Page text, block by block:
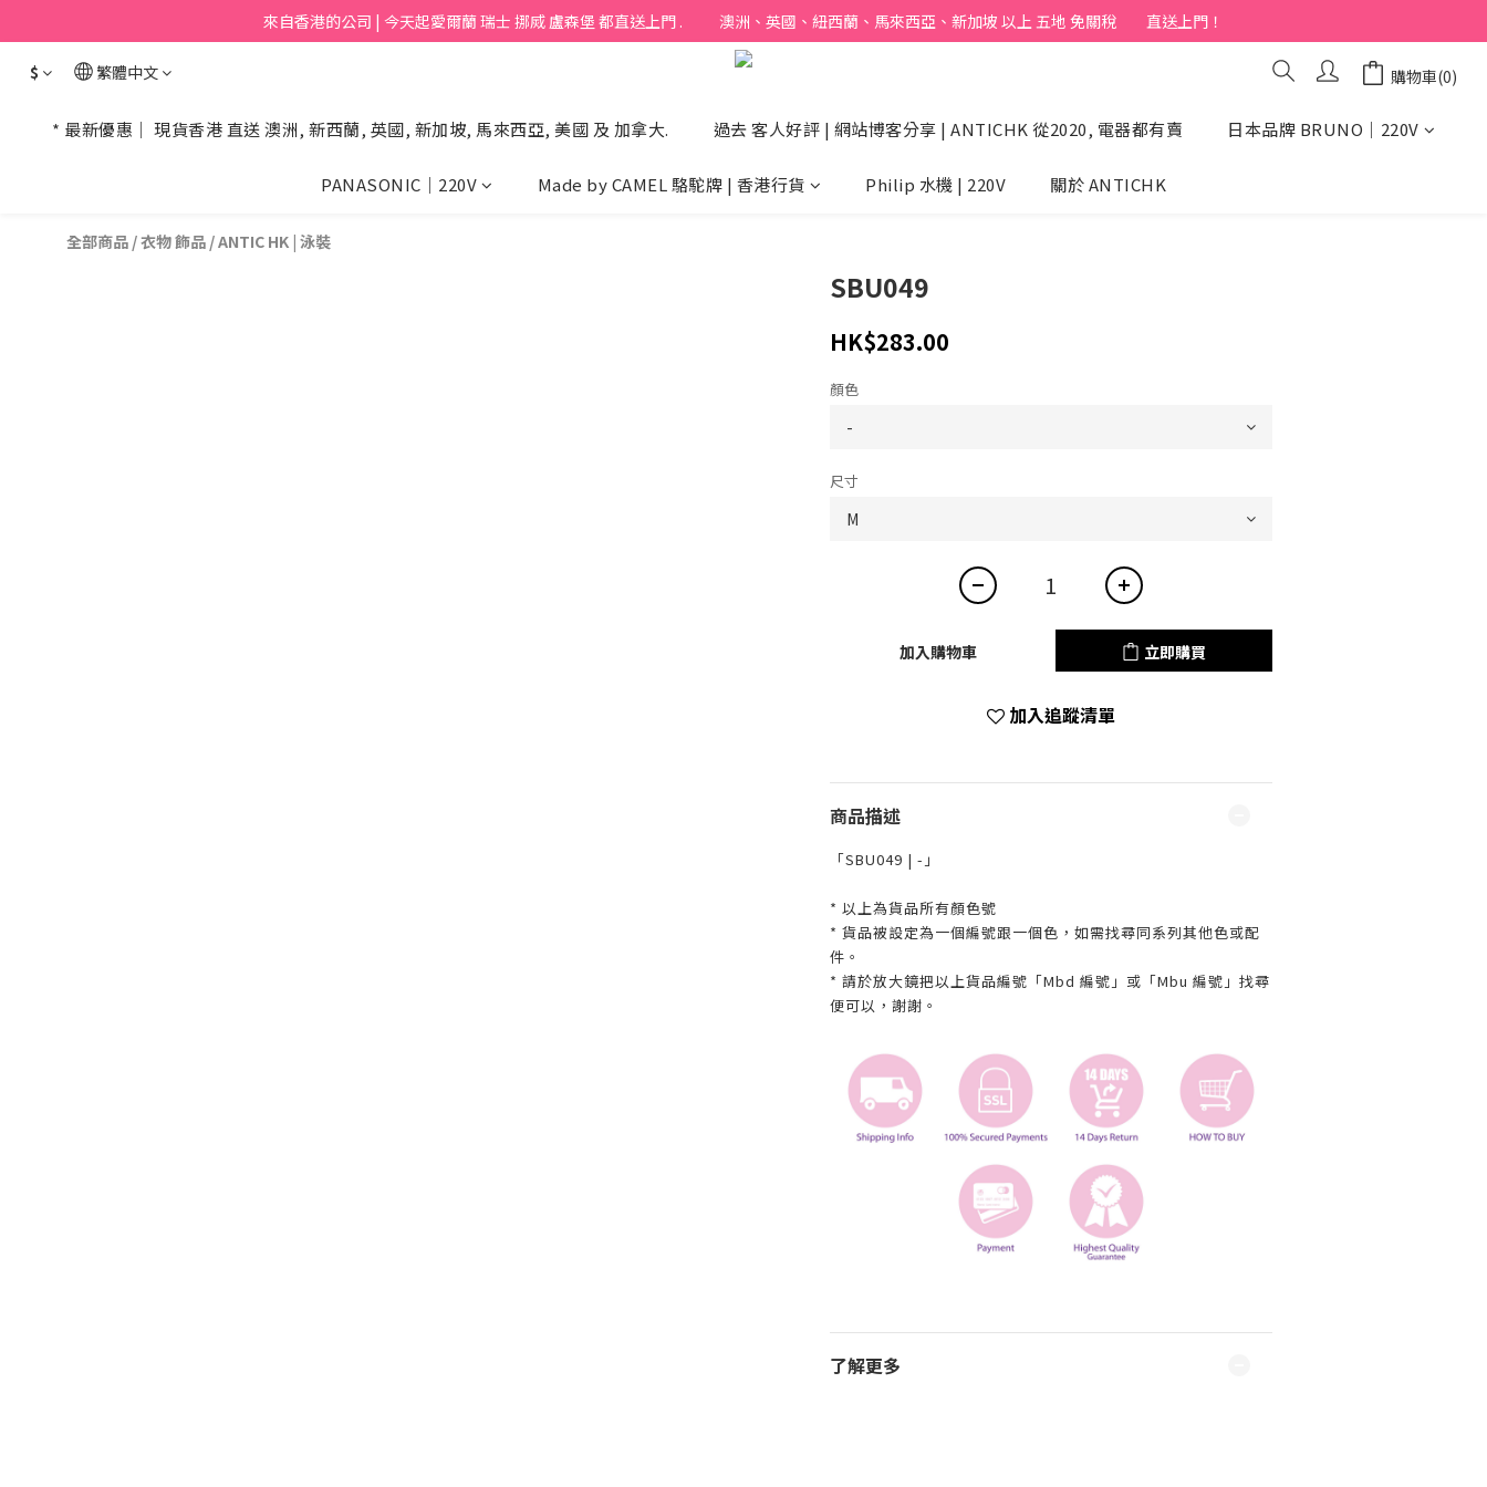
來自香港的公司 | 今天起愛爾蘭 瑞士 挪烕 盧森堡 都直送上門 .           澳洲、英國、紐西蘭、馬來西亞、新加坡 以上 五地 免關稅         直送上門！
$ 繁體中文 購物車(0)
* 最新優惠｜ 現貨香港 直送 澳洲, 新西蘭, 英國, 新加坡, 馬來西亞, 美國 及 加拿大. 過去 客人好評 | 網站博客分享 | ANTICHK 從2020, 電器都有賣 日本品牌 BRUNO｜220V
PANASONIC｜220V Made by CAMEL 駱駝牌 | 香港行貨 Philip 水機 | 220V 關於 ANTICHK
全部商品 /衣物 飾品 /ANTIC HK | 泳裝
SBU049
HK$283.00
顏色
尺寸
加入購物車 立即購買
加入追蹤清單
商品描述
「SBU049 | -」
* 以上為貨品所有顏色號
* 貨品被設定為一個編號跟一個色，如需找尋同系列其他色或配
件。
* 請於放大鏡把以上貨品編號「Mbd 編號」或「Mbu 編號」找尋
便可以，謝謝。
了解更多